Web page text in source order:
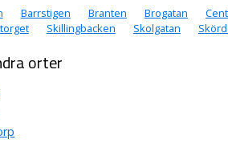
Barrstigen Branten Brogatan
Skillingbacken Skolgatan
orter